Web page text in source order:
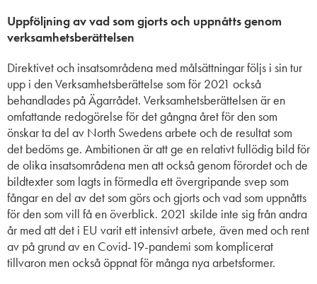
Uppföljning av vad som gjorts och uppnåtts genom
verksamhetsberättelsen
Direktivet och insatsområdena med målsättningar följs i sin tur
upp i den Verksamhetsberättelse som för 2021 också
behandlades på Ägarrådet. Verksamhetsberättelsen är en
omfattande redogörelse för det gångna året för den som
önskar ta del av North Swedens arbete och de resultat som
det bedöms ge. Ambitionen är att ge en relativt fullödig bild för
de olika insatsområdena men att också genom förordet och de
bildtexter som lagts in förmedla ett övergripande svep som
fångar en del av det som görs och gjorts och vad som uppnåtts
för den som vill få en överblick. 2021 skilde inte sig från andra
år med att det i EU varit ett intensivt arbete, även med och rent
av på grund av en Covid-19-pandemi som komplicerat
tillvaron men också öppnat för många nya arbetsformer.